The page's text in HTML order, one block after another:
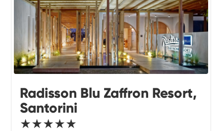
Radisson Blu Zaffron Resort,
Santorini
★★★★★